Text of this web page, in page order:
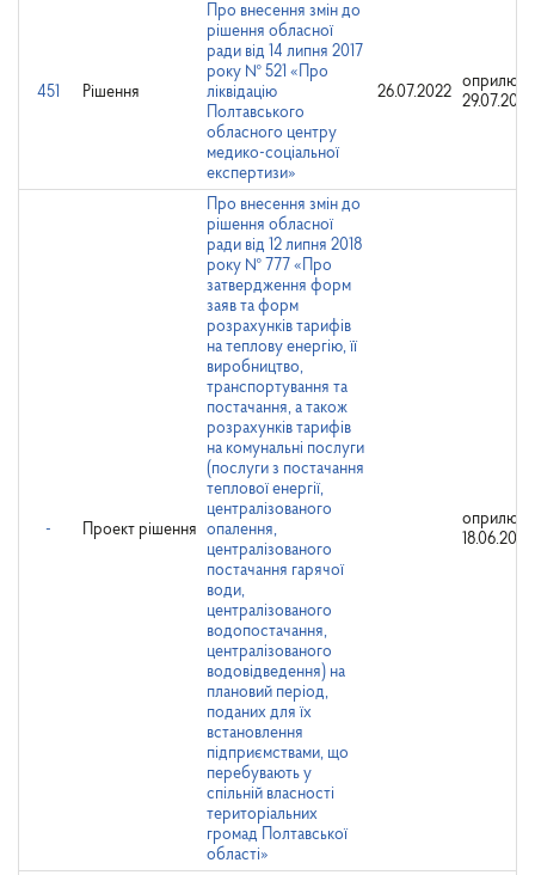
451 Рішення
Про внесення змін до
рішення обласної
ради від 14 липня 2017
року № 521 «Про
ліквідацію
Полтавського
обласного центру
медико-соціальної
експертизи»
26.07.2022
29.07.2022
- Проект рішення
Про внесення змін до
рішення обласної
ради від 12 липня 2018
року № 777 «Про
затвердження форм
заяв та форм
розрахунків тарифів
на теплову енергію, її
виробництво,
транспортування та
постачання, а також
розрахунків тарифів
на комунальні послуги
(послуги з постачання
теплової енергії,
централізованого
опалення,
централізованого
постачання гарячої
води,
централізованого
водопостачання,
централізованого
водовідведення) на
плановий період,
поданих для їх
встановлення
підприємствами, що
перебувають у
спільній власності
територіальних
громад Полтавської
області»
18.06.2021